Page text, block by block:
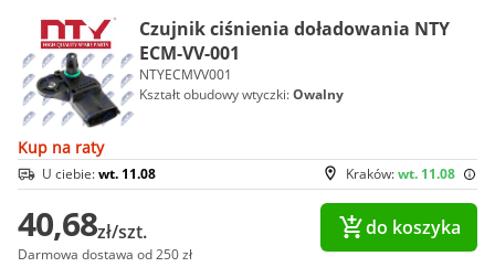
Czujnik ciśnienia doładowania NTY
ECM-VV-001
NTYECMVV001
Kształt obudowy wtyczki:Owalny
Kup na raty
Kraków:wt. 11.08
U ciebie:wt. 11.08
40,68zł/szt.
Darmowa dostawa od 250 zł
do koszyka